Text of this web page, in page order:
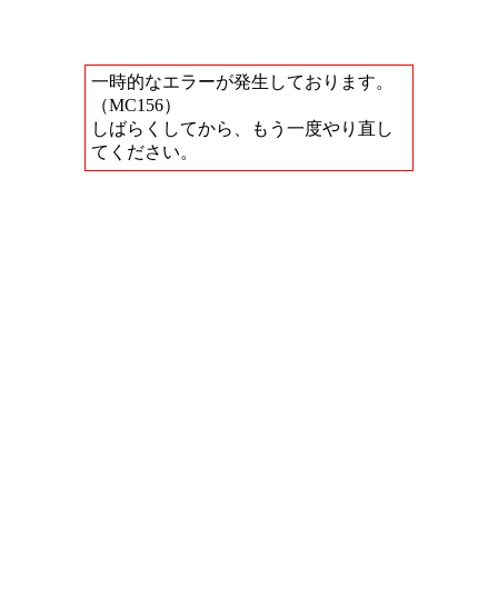
一時的なエラーが発生しております。
（MC156）
しばらくしてから、もう一度やり直し
てください。